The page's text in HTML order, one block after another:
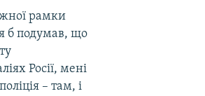
рамки
я б подумав, що
Росії, мені
– там, і